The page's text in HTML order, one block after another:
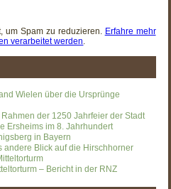
um Spam zu reduzieren. Erfahre mehr
verarbeitet werden
Wielen über die Ursprünge
der 1250 Jahrfeier der Stadt
Ersheims im 8. Jahrhundert
in Bayern
andere Blick auf die Hirschhorner
– Bericht in der RNZ